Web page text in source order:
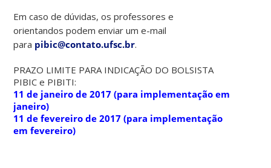
Em caso de dúvidas, os professores e
orientandos podem enviar um e-mail
para pibic@contato.ufsc.br.
PRAZO LIMITE PARA INDICAÇÃO DO BOLSISTA
PIBIC e PIBITI:
11 de janeiro de 2017 (para implementação em
janeiro)
11 de fevereiro de 2017 (para implementação
em fevereiro)